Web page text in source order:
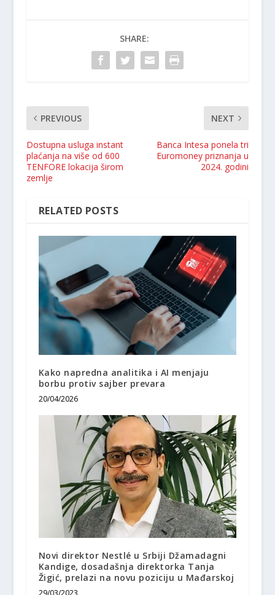
SHARE:
PREVIOUS
Dostupna usluga instant
plaćanja na više od 600
TENFORE lokacija širom
zemlje
NEXT
Banca Intesa ponela tri
Euromoney priznanja u
2024. godini
RELATED POSTS
Kako napredna analitika i AI menjaju
borbu protiv sajber prevara
20/04/2026
Novi direktor Nestlé u Srbiji Džamadagni
Kandige, dosadašnja direktorka Tanja
Žigić, prelazi na novu poziciju u Mađarskoj